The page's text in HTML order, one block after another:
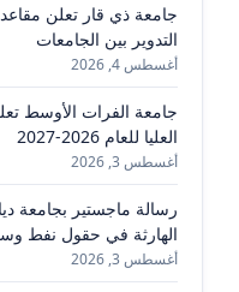
جامعة ذي قار تعلن
التدوير بين الجامعات
أغسطس 4, 2026
جامعة الفرات الأوسط
العليا للعام 2026-2027
أغسطس 3, 2026
رسالة ماجستير بجامعة
الهارثة في حقول نفط
أغسطس 3, 2026